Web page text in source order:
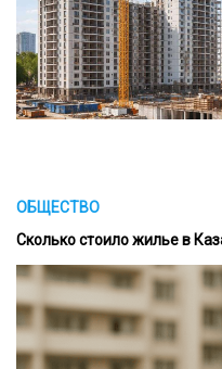
ОБЩЕСТВО
Сколько стоило жилье в